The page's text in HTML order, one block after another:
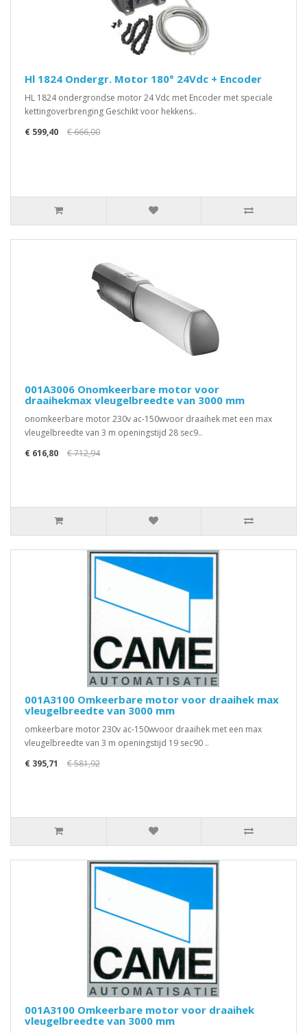
Hl 1824 Ondergr. Motor 180° 24Vdc + Encoder
HL 1824 ondergrondse motor 24 Vdc met Encoder met speciale
kettingoverbrenging Geschikt voor hekkens..
€ 599,40
€ 666,00
001A3006 Onomkeerbare motor voor
draaihekmax vleugelbreedte van 3000 mm
onomkeerbare motor 230v ac-150wvoor draaihek met een max
vleugelbreedte van 3 m openingstijd 28 sec9..
€ 616,80
€ 712,94
001A3100 Omkeerbare motor voor draaihek max
vleugelbreedte van 3000 mm
omkeerbare motor 230v ac-150wvoor draaihek met een max
vleugelbreedte van 3 m openingstijd 19 sec90 ..
€ 395,71
€ 581,92
001A3100 Omkeerbare motor voor draaihek
vleugelbreedte van 3000 mm